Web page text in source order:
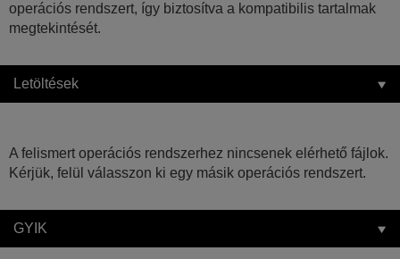
operációs rendszert, így biztosítva a kompatibilis tartalmak
megtekintését.
Letöltések
A felismert operációs rendszerhez nincsenek elérhető fájlok.
Kérjük, felül válasszon ki egy másik operációs rendszert.
GYIK